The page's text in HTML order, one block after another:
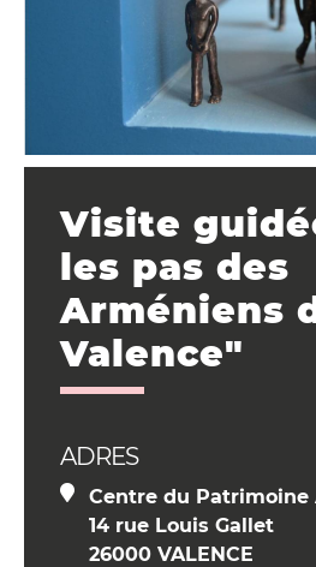
Visite
les pas des
Arméniens
Valence"
ADRES
Centre du Patrimoine
14 rue Louis Gallet
26000 VALENCE